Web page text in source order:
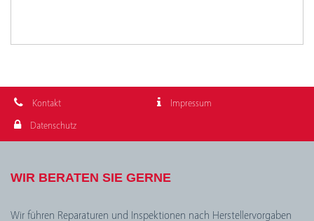
Kontakt
Impressum
Datenschutz
WIR BERATEN SIE GERNE
Wir führen Reparaturen und Inspektionen nach Herstellervorgaben